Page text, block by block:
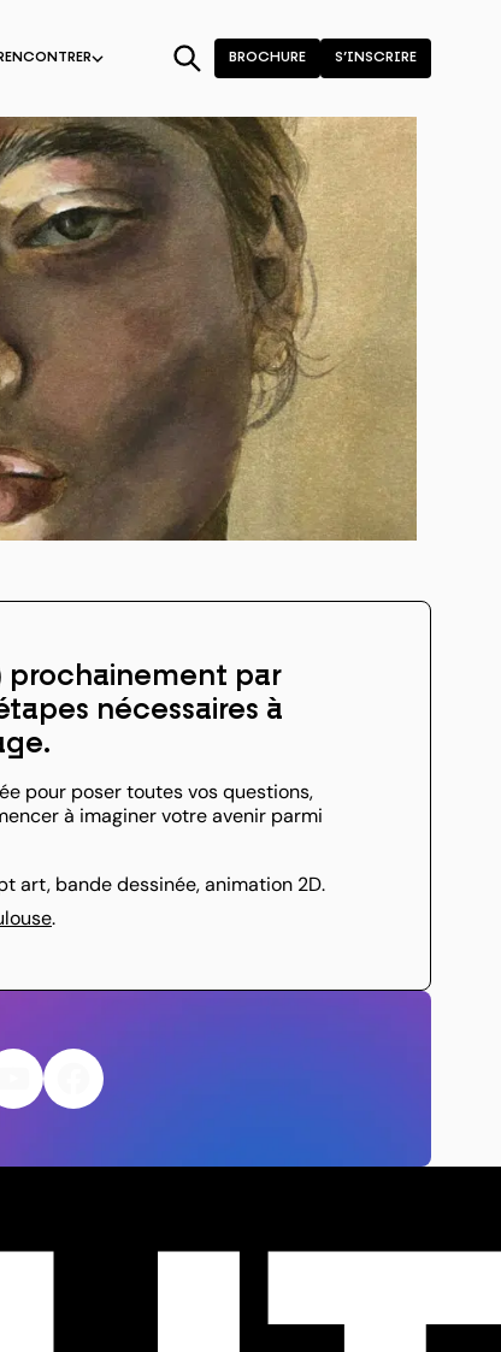
BROCHURE S’INSCRIRE
prochainement par
nécessaires à
pour poser toutes vos questions,
à imaginer votre avenir parmi
art, bande dessinée, animation 2D.
.
YouTubeFacebook